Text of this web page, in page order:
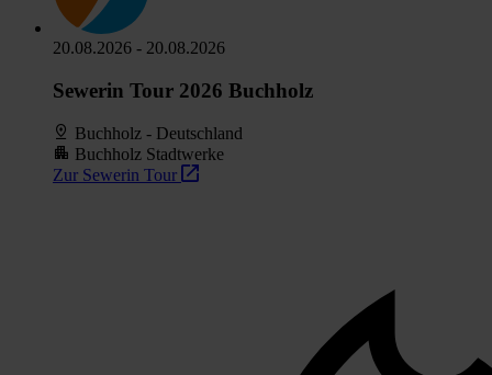
20.08.2026 - 20.08.2026
Sewerin Tour 2026 Buchholz
Buchholz - Deutschland
Buchholz Stadtwerke
Zur Sewerin Tour